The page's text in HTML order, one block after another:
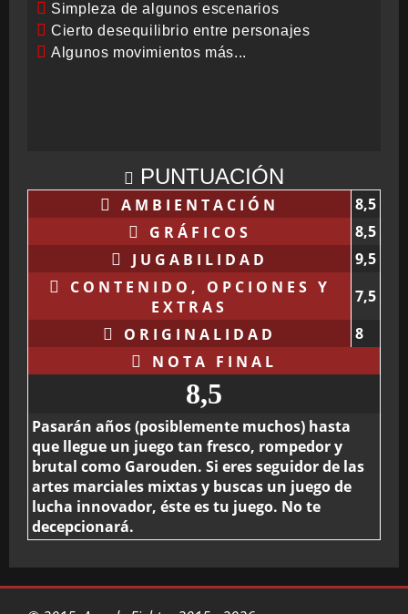
Simpleza de algunos escenarios
Cierto desequilibrio entre personajes
Algunos movimientos más...
PUNTUACIÓN
AMBIENTACIÓN
8,5
GRÁFICOS
8,5
JUGABILIDAD
9,5
CONTENIDO, OPCIONES Y
EXTRAS
7,5
ORIGINALIDAD
8
NOTA FINAL
8,5
Pasarán años (posiblemente muchos) hasta
que llegue un juego tan fresco, rompedor y
brutal como Garouden. Si eres seguidor de las
artes marciales mixtas y buscas un juego de
lucha innovador, éste es tu juego. No te
decepcionará.